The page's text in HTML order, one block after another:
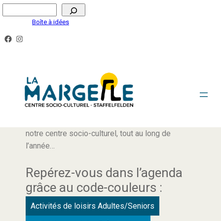
Boîte à idées
AGENDA
notre centre socio-culturel, tout au long de
l’année…
Repérez-vous dans l’agenda
grâce au code-couleurs :
Activités de loisirs Adultes/Seniors